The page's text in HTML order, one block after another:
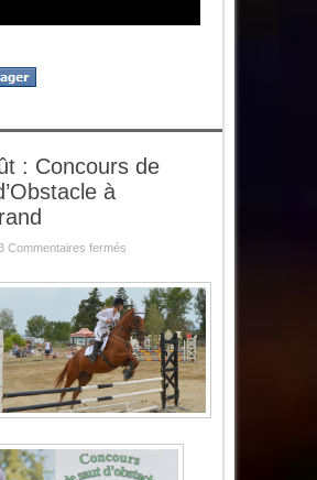
: Concours de
à
Commentaires ferméssur
:
Concours
de
Saut
d’Obstacle
à
Millegrand